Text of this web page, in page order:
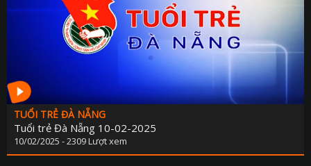
TUỔI TRẺ ĐÀ NẴNG
Tuổi trẻ Đà Nẵng 10-02-2025
10/02/2025 - 2309 Lượt xem